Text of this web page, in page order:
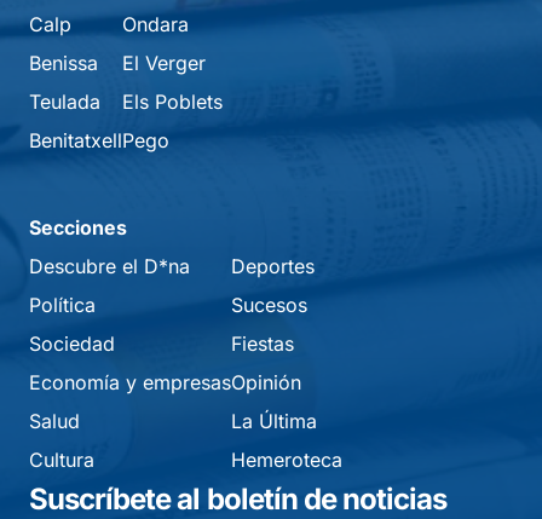
Calp
Benissa
Teulada
Benitatxell
Ondara
El Verger
Els Poblets
Pego
Secciones
Descubre el D*na
Política
Sociedad
Economía y empresas
Salud
Cultura
Deportes
Sucesos
Fiestas
Opinión
La Última
Hemeroteca
Suscríbete al boletín de noticias